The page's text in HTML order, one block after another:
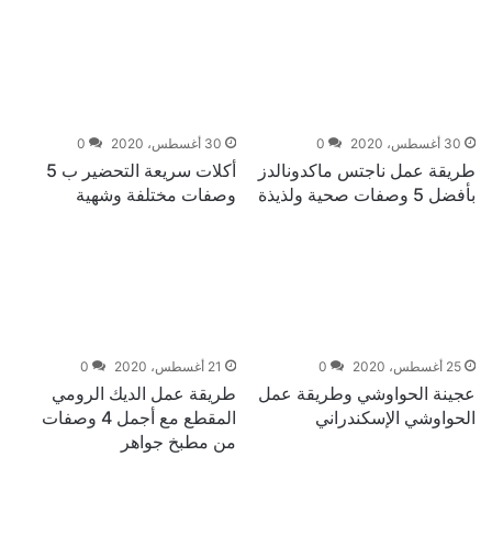
30 أغسطس، 2020 0
طريقة عمل ناجتس ماكدونالدز
بأفضل 5 وصفات صحية ولذيذة
30 أغسطس، 2020 0
أكلات سريعة التحضير ب 5
وصفات مختلفة وشهية
25 أغسطس، 2020 0
عجينة الحواوشي وطريقة عمل
الحواوشي الإسكندراني
21 أغسطس، 2020 0
طريقة عمل الديك الرومي
المقطع مع أجمل 4 وصفات
من مطبخ جواهر